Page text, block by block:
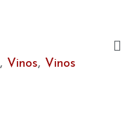
, Vinos, Vinos